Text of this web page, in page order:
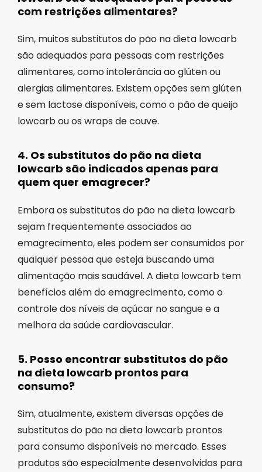
com restrições alimentares?
Sim, muitos substitutos do pão na dieta lowcarb
são adequados para pessoas com restrições
alimentares, como intolerância ao glúten ou
alergias alimentares. Existem opções sem glúten
e sem lactose disponíveis, como o pão de queijo
lowcarb ou os wraps de couve.
4. Os substitutos do pão na dieta
lowcarb são indicados apenas para
quem quer emagrecer?
Embora os substitutos do pão na dieta lowcarb
sejam frequentemente associados ao
emagrecimento, eles podem ser consumidos por
qualquer pessoa que esteja buscando uma
alimentação mais saudável. A dieta lowcarb tem
benefícios além do emagrecimento, como o
controle dos níveis de açúcar no sangue e a
melhora da saúde cardiovascular.
5. Posso encontrar substitutos do pão
na dieta lowcarb prontos para
consumo?
Sim, atualmente, existem diversas opções de
substitutos do pão na dieta lowcarb prontos
para consumo disponíveis no mercado. Esses
produtos são especialmente desenvolvidos para